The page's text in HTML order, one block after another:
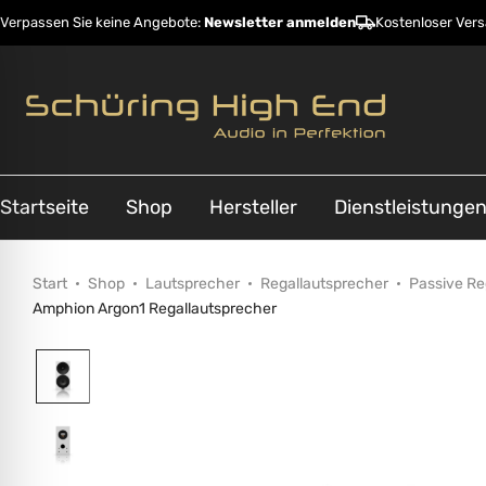
Verpassen Sie keine Angebote: Newsletter anmelden Kostenloser
Startseite Shop Hersteller Dienstleistungen
Start Shop Lautsprecher Regallautsprecher
Passive
Amphion Argon1 Regallautsprecher